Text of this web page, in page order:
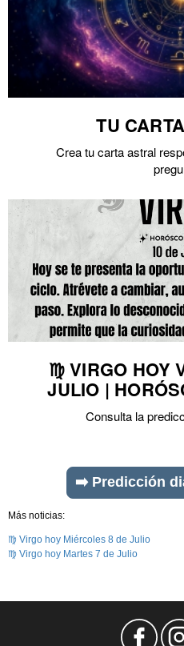
TU
Crea tu carta astral
♍ VIRGO HOY
JULIO |
Consulta la
➡️ Predicción
Más noticias:
♍ Virgo hoy Miércoles 8 de Julio
♍ Virgo hoy Martes 7 de Julio